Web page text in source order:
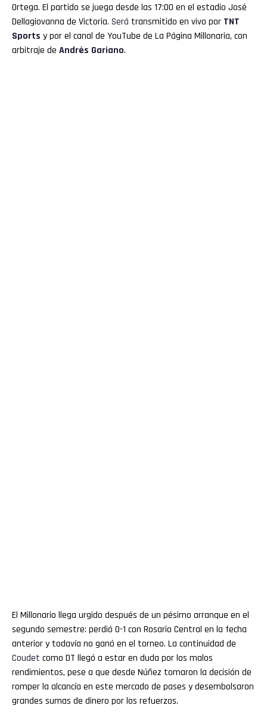
Ortega. El partido se juega desde las 17:00 en el estadio José
Dellagiovanna de Victoria. Será transmitido en vivo por TNT
Sports y por el canal de YouTube de La Página Millonaria, con
arbitraje de Andrés Gariano.
El Millonario llega urgido después de un pésimo arranque en el
segundo semestre: perdió 0-1 con Rosario Central en la fecha
anterior y todavía no ganó en el torneo. La continuidad de
Coudet como DT llegó a estar en duda por los malos
rendimientos, pese a que desde Núñez tomaron la decisión de
romper la alcancía en este mercado de pases y desembolsaron
grandes sumas de dinero por los refuerzos.